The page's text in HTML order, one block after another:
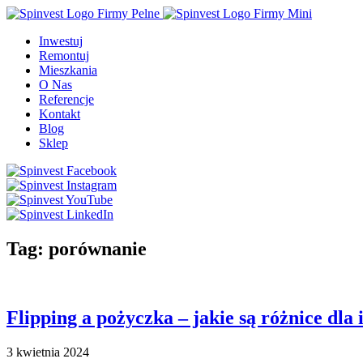
Inwestuj
Remontuj
Mieszkania
O Nas
Referencje
Kontakt
Blog
Sklep
Tag: porównanie
Flipping a pożyczka – jakie są różnice dla
3 kwietnia 2024